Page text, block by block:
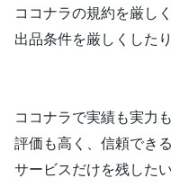
ココナラの規約を厳し
出品条件を厳しくした
ココナラで実績も実力
評価も高く、信頼でき
サービスだけを残したい